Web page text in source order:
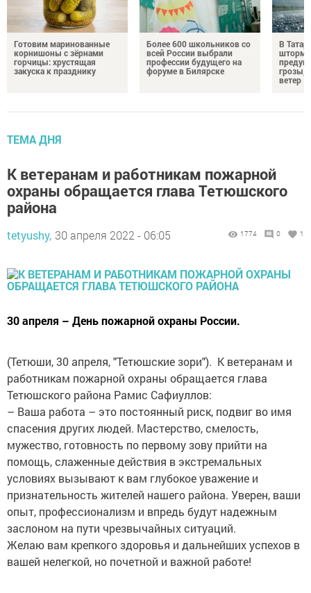
Готовим маринованные
корнишоны с зёрнами
горчицы: хрустящая
закуска к празднику
Более 600 школьников со
всей России выбрали
профессии будущего на
форуме в Билярске
В
грозы,
ветер
ТЕМА ДНЯ
К ветеранам и работникам пожарной
охраны обращается глава Тетюшского
района
tetyushy, 30 апреля 2022 - 06:05 1774 0 1
30 апреля – День пожарной охраны России.
(Тетюши, 30 апреля, "Тетюшские зори"). К ветеранам и
работникам пожарной охраны обращается глава
Тетюшского района Рамис Сафиуллов:
– Ваша работа – это постоянный риск, подвиг во имя
спасения других людей. Мастерство, смелость,
мужество, готовность по первому зову прийти на
помощь, слаженные действия в экстремальных
условиях вызывают к вам глубокое уважение и
признательность жителей нашего района. Уверен, ваши
опыт, профессионализм и впредь будут надежным
заслоном на пути чрезвычайных ситуаций.
Желаю вам крепкого здоровья и дальнейших успехов в
вашей нелегкой, но почетной и важной работе!